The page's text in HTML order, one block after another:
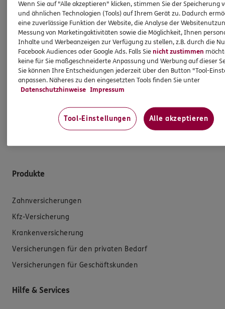
den vermittelten Versicherungsanlageprodukten
einhergehen. Dies gilt ebenso für die Vergütung der
Angestellten in meiner Agentur und/oder sonstige für
die Agentur tätige Personen. Die Berücksichtigung von
Nachhaltigkeitsrisiken hat insbesondere keinen Einfluss
darauf, ob ich für die Vermittlung eines
Versicherungsanlageproduktes eine Vergütung erhalte
oder darauf, wie hoch diese Vergütung ausfällt.
Gleiches gilt für die Vergütung von Mitarbeitern
und/oder sonstigen für die Agentur tätigen Personen.
Produkte
Zahnversicherungen
Kfz-Versicherung
Krankenversicherung
Versicherungen für den privaten Bedarf
Versicherungen für Geschäftskunden
Hilfe & Services
Wenn Sie auf "Alle akzeptieren" klicken, stimmen Sie der Speicherung
und ähnlichen Technologien (Tools) auf Ihrem Gerät zu. Dadurch
eine zuverlässige Funktion der Website, die Analyse der
Messung von Marketingaktivitäten sowie die Möglichkeit, Ihnen
Inhalte und Werbeanzeigen zur Verfügung zu stellen, z.B. durch die
Facebook Audiences oder Google Ads. Falls Sienicht zustimmen
keine für Sie maßgeschneiderte Anpassung und Werbung auf dieser
Sie können Ihre Entscheidungen jederzeit über den Button "Tool-
anpassen. Näheres zu den eingesetzten Tools finden Sie unter
Datenschutzhinweise Impressum
Tool-Einstellungen Alle akzeptieren